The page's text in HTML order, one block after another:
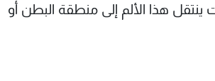
هذا الألم إلى منطقة البطن أو